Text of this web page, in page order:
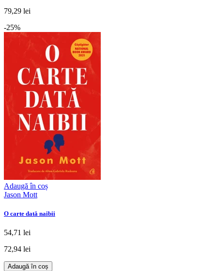
79,29 lei
-25%
Adaugă în coș
Jason Mott
O carte dată naibii
54,71 lei
72,94 lei
Adaugă în coș